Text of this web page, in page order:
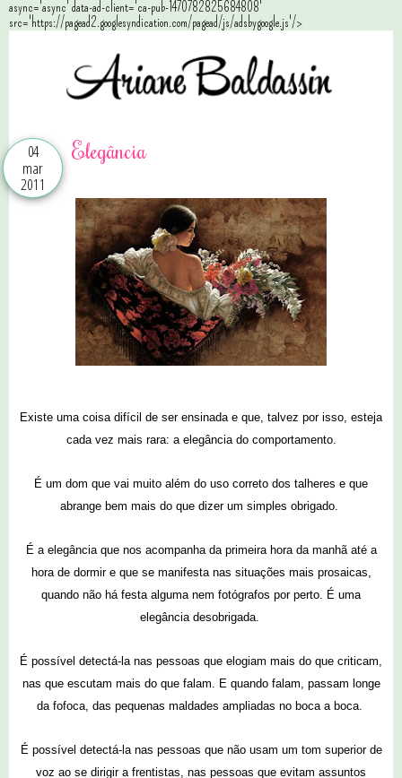
async='async' data-ad-client='ca-pub-1470782825684808'
src='https://pagead2.googlesyndication.com/pagead/js/adsbygoogle.js'/>
04
mar
2011
Elegância
Existe uma coisa difícil de ser ensinada e que, talvez por isso, esteja
cada vez mais rara: a elegância do comportamento.
É um dom que vai muito além do uso correto dos talheres e que
abrange bem mais do que dizer um simples obrigado.
É a elegância que nos acompanha da primeira hora da manhã até a
hora de dormir e que se manifesta nas situações mais prosaicas,
quando não há festa alguma nem fotógrafos por perto. É uma
elegância desobrigada.
É possível detectá-la nas pessoas que elogiam mais do que criticam,
nas que escutam mais do que falam. E quando falam, passam longe
da fofoca, das pequenas maldades ampliadas no boca a boca.
É possível detectá-la nas pessoas que não usam um tom superior de
voz ao se dirigir a frentistas, nas pessoas que evitam assuntos